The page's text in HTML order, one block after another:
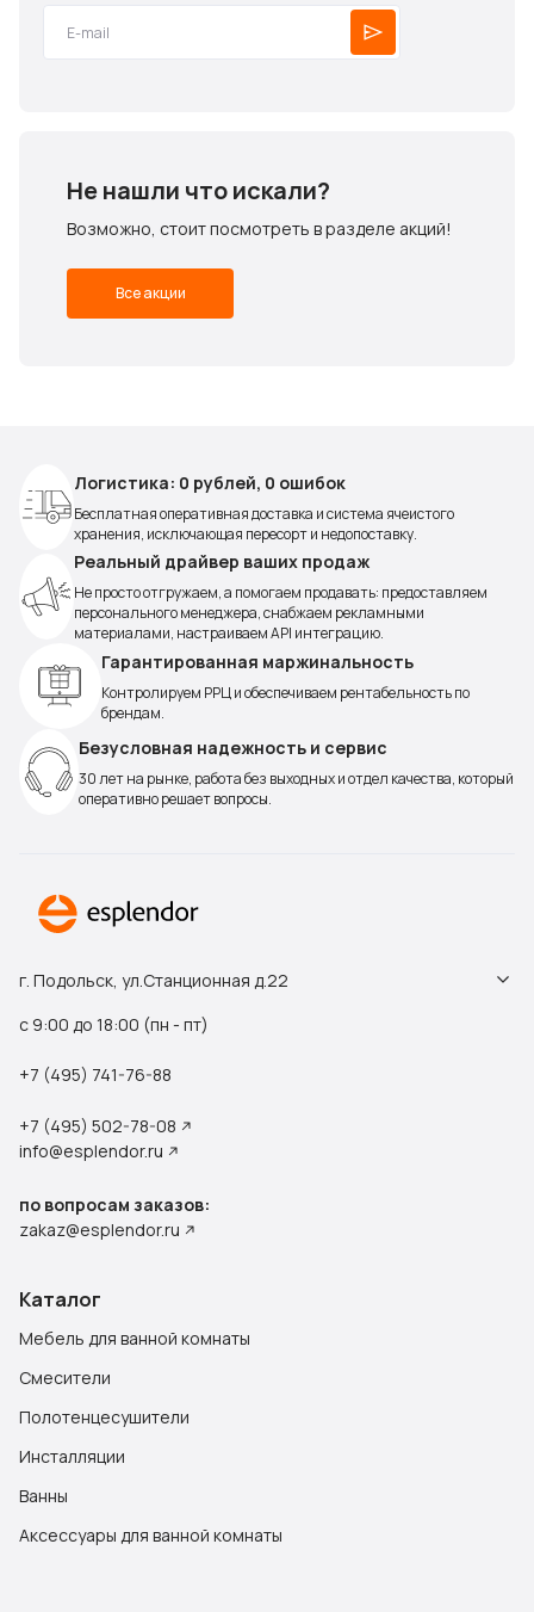
Не нашли что искали?
Возможно, стоит посмотреть в разделе акций!
Все акции
Логистика: 0 рублей, 0 ошибок
Бесплатная оперативная доставка и система ячеистого
хранения, исключающая пересорт и недопоставку.
Реальный драйвер ваших продаж
Не просто отгружаем, а помогаем продавать: предоставляем
персонального менеджера, снабжаем рекламными
материалами, настраиваем API интеграцию.
Гарантированная маржинальность
Контролируем РРЦ и обеспечиваем рентабельность по
брендам.
Безусловная надежность и сервис
30 лет на рынке, работа без выходных и отдел качества, который
оперативно решает вопросы.
г. Подольск, ул.Станционная д.22
с 9:00 до 18:00 (пн - пт)
+7 (495) 741-76-88
+7 (495) 502-78-08
info@esplendor.ru
по вопросам заказов:
zakaz@esplendor.ru
Каталог
Мебель для ванной комнаты
Смесители
Полотенцесушители
Инсталляции
Ванны
Аксессуары для ванной комнаты